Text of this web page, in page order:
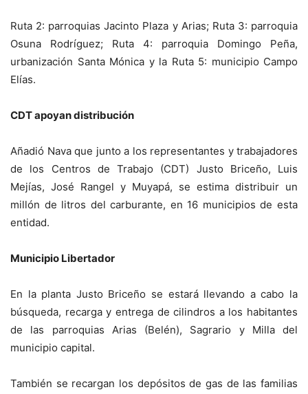
Ruta 2: parroquias Jacinto Plaza y Arias; Ruta 3: parroquia
Osuna Rodríguez; Ruta 4: parroquia Domingo Peña,
urbanización Santa Mónica y la Ruta 5: municipio Campo
Elías.
CDT apoyan distribución
Añadió Nava que junto a los representantes y trabajadores
de los Centros de Trabajo (CDT) Justo Briceño, Luis
Mejías, José Rangel y Muyapá, se estima distribuir un
millón de litros del carburante, en 16 municipios de esta
entidad.
Municipio Libertador
En la planta Justo Briceño se estará llevando a cabo la
búsqueda, recarga y entrega de cilindros a los habitantes
de las parroquias Arias (Belén), Sagrario y Milla del
municipio capital.
También se recargan los depósitos de gas de las familias